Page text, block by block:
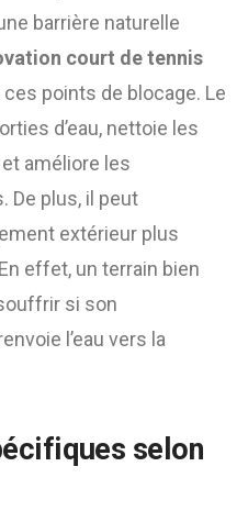
barrière naturelle
court de tennis
points de blocage. Le
d’eau, nettoie les
améliore les
De plus, il peut
extérieur plus
effet, un terrain bien
si son
l’eau vers la
selon